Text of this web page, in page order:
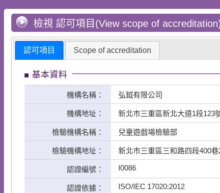
檢視 認可項目(View scope of
認可項目 Scope of accreditation
基本資料
機構名稱： 弘鉞有限公司
機構地址： 新北市三重區新北大道1段123
檢驗機構名稱： 兒童遊戲場檢驗部
檢驗機構地址： 新北市三重區三和路四段400巷
認證編號： I0086
認證依據： ISO/IEC 17020:2012